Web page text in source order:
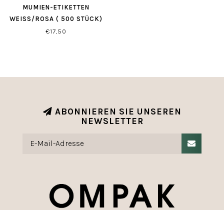
MUMIEN-ETIKETTEN
WEISS/ROSA ( 500 STÜCK)
€17,50
ABONNIEREN SIE UNSEREN
NEWSLETTER